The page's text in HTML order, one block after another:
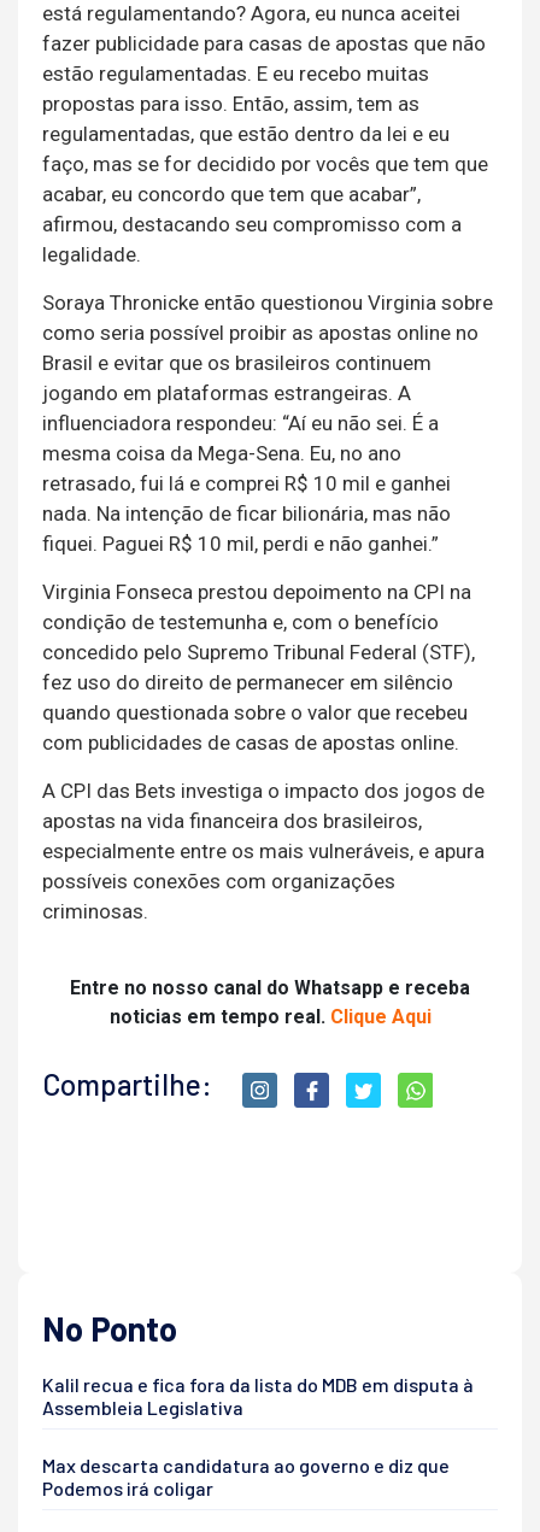
está regulamentando? Agora, eu nunca aceitei
fazer publicidade para casas de apostas que não
estão regulamentadas. E eu recebo muitas
propostas para isso. Então, assim, tem as
regulamentadas, que estão dentro da lei e eu
faço, mas se for decidido por vocês que tem que
acabar, eu concordo que tem que acabar”,
afirmou, destacando seu compromisso com a
legalidade.
Soraya Thronicke então questionou Virginia sobre
como seria possível proibir as apostas online no
Brasil e evitar que os brasileiros continuem
jogando em plataformas estrangeiras. A
influenciadora respondeu: “Aí eu não sei. É a
mesma coisa da Mega-Sena. Eu, no ano
retrasado, fui lá e comprei R$ 10 mil e ganhei
nada. Na intenção de ficar bilionária, mas não
fiquei. Paguei R$ 10 mil, perdi e não ganhei.”
Virginia Fonseca prestou depoimento na CPI na
condição de testemunha e, com o benefício
concedido pelo Supremo Tribunal Federal (STF),
fez uso do direito de permanecer em silêncio
quando questionada sobre o valor que recebeu
com publicidades de casas de apostas online.
A CPI das Bets investiga o impacto dos jogos de
apostas na vida financeira dos brasileiros,
especialmente entre os mais vulneráveis, e apura
possíveis conexões com organizações
criminosas.
Entre no nosso canal do Whatsapp e receba
noticias em tempo real. Clique Aqui
Compartilhe:
No Ponto
Kalil recua e fica fora da lista do MDB em disputa à
Assembleia Legislativa
Max descarta candidatura ao governo e diz que
Podemos irá coligar